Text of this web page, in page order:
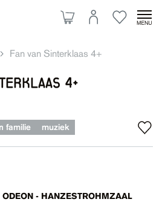
Fan van Sinterklaas 4+
4+
familie muziek
- HANZESTROHMZAAL